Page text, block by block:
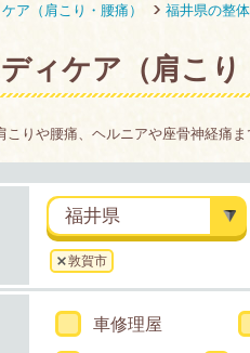
ア（肩こり・腰痛） 福井県の整
ィケア（肩こり
こりや腰痛、ヘルニアや座骨神経痛
福井県
敦賀市
車修理屋